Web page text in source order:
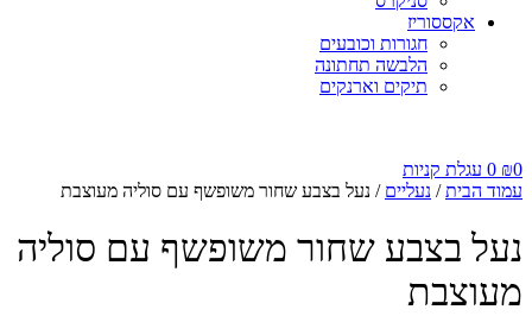
אקססוריז
חגורות וכובעים
הלבשה תחתונה
תיקים וארנקים
₪0
0 עגלת קניות
עמוד הבית/ נעליים / נעל בצבע שחור משופשף עם סוליה מעוצבת
נעל בצבע שחור משופשף עם סוליה
מעוצבת